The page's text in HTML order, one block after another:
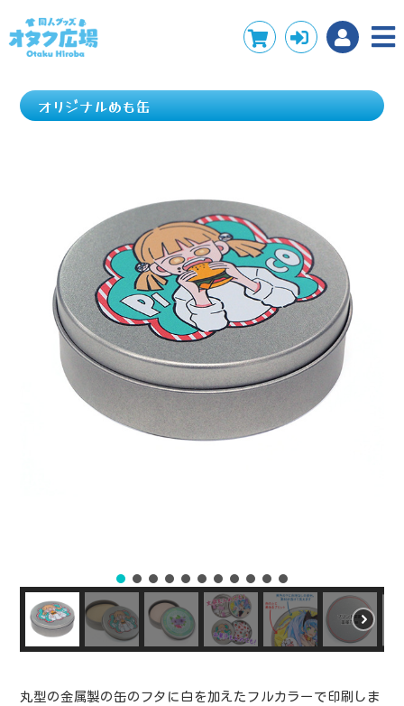
オリジナルめも缶
丸型の金属製の缶のフタに白を加えたフルカラーで印刷しま